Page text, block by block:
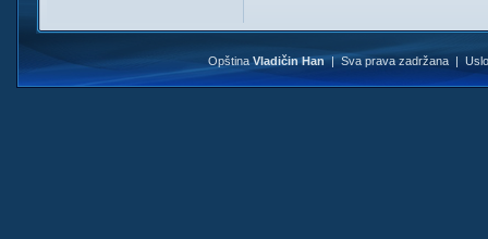
OpštinaVladičin Han| Sva prava zadržana |